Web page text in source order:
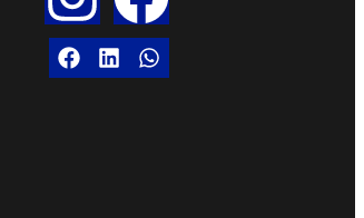
PARTAGEZ